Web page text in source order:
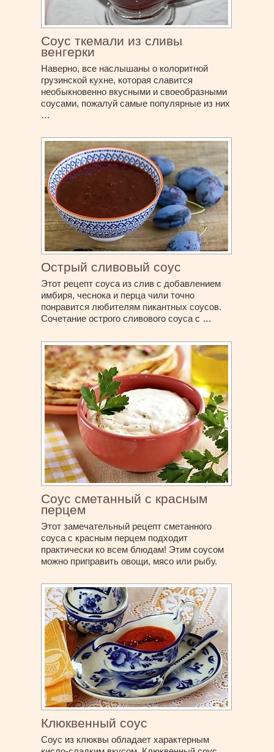
Соус ткемали из сливы
венгерки
Наверно, все наслышаны о колоритной
грузинской кухне, которая славится
необыкновенно вкусными и своеобразными
соусами, пожалуй самые популярные из них
…
Острый сливовый соус
Этот рецепт соуса из слив с добавлением
имбиря, чеснока и перца чили точно
понравится любителям пикантных соусов.
Сочетание острого сливового соуса с …
Соус сметанный с красным
перцем
Этот замечательный рецепт сметанного
соуса с красным перцем подходит
практически ко всем блюдам! Этим соусом
можно приправить овощи, мясо или рыбу.
Клюквенный соус
Соус из клюквы обладает характерным